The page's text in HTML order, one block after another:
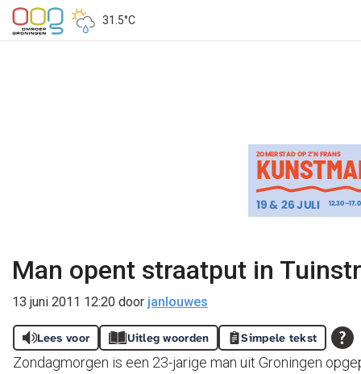
31.5°C
Man opent straatput in
13 juni 2011 12:20 door janlouwes
Lees voor Uitleg woorden Simpele tekst
Zondagmorgen is een 23-jarige man uit Groningen